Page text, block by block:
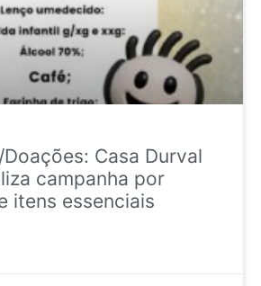
Casa Durval
campanha por
itens essenciais